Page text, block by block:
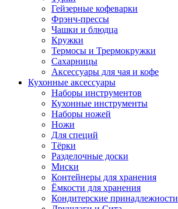
Гейзерные кофеварки
Фрэнч-прессы
Чашки и блюдца
Кружки
Термосы и Трермокружки
Сахарницы
Аксессуары для чая и кофе
Кухонные аксессуары
Наборы инструментов
Кухонные инструменты
Наборы ножей
Ножи
Для специй
Тёрки
Разделочные доски
Миски
Контейнеры для хранения
Ёмкости для хранения
Кондитерские принадлежности